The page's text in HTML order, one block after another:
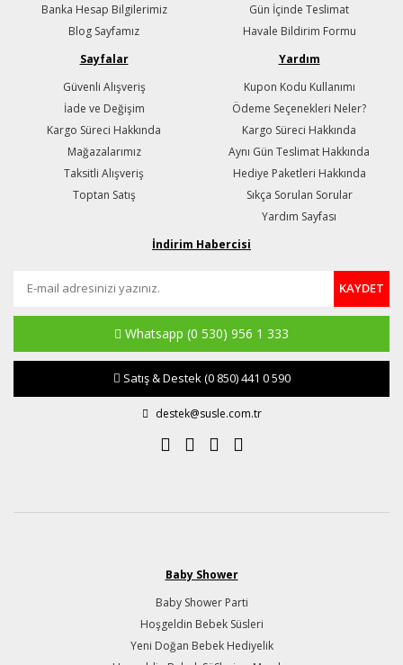
Banka Hesap Bilgilerimiz
Blog Sayfamız
Gün İçinde Teslimat
Havale Bildirim Formu
Sayfalar
Güvenli Alışveriş
İade ve Değişim
Kargo Süreci Hakkında
Mağazalarımız
Taksitli Alışveriş
Toptan Satış
Yardım
Kupon Kodu Kullanımı
Ödeme Seçenekleri Neler?
Kargo Süreci Hakkında
Aynı Gün Teslimat Hakkında
Hediye Paketleri Hakkında
Sıkça Sorulan Sorular
Yardım Sayfası
İndirim Habercisi
KAYDET
Whatsapp (0 530) 956 1 333
Satış & Destek(0 850) 441 0 590
destek@susle.com.tr
Baby Shower
Baby Shower Parti
Hoşgeldin Bebek Süsleri
Yeni Doğan Bebek Hediyelik